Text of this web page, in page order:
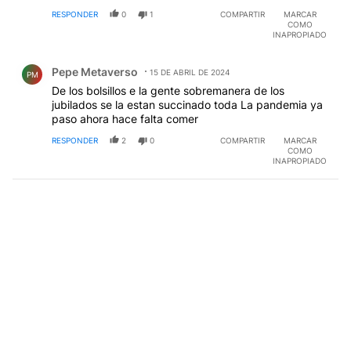
RESPONDER 0 1 COMPARTIR
MARCAR
COMO
INAPROPIADO
PM Pepe Metaverso 15 DE ABRIL DE 2024
De los bolsillos e la gente sobremanera de los
jubilados se la estan succinado toda La pandemia ya
paso ahora hace falta comer
RESPONDER 2 0 COMPARTIR
MARCAR
COMO
INAPROPIADO